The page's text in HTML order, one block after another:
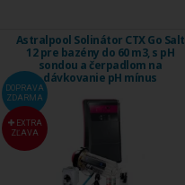
Astralpool Solinátor CTX Go Salt
12 pre bazény do 60 m3, s pH
sondou a čerpadlom na
dávkovanie pH mínus
DOPRAVA
ZDARMA
EXTRA
ZĽAVA